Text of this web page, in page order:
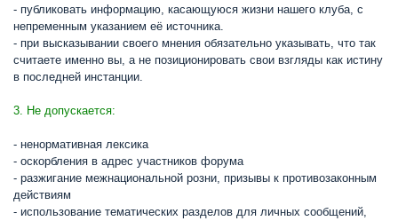
- публиковать информацию, касающуюся жизни нашего клуба, с
непременным указанием её источника.
- при высказывании своего мнения обязательно указывать, что так
считаете именно вы, а не позиционировать свои взгляды как истину
в последней инстанции.
3. Не допускается:
- ненормативная лексика
- оскорбления в адрес участников форума
- разжигание межнациональной розни, призывы к противозаконным
действиям
- использование тематических разделов для личных сообщений,